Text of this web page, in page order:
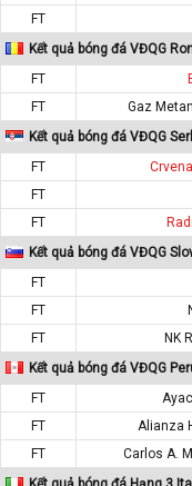
FT
Kết quả bóng đá VĐQG
FT
FT
Gaz
Kết quả bóng đá VĐQG
FT
FT
FT
Kết quả bóng đá VĐQG
FT
FT
FT
NK
Kết quả bóng đá VĐQG
FT
FT
Alianza
FT
Carlos A.